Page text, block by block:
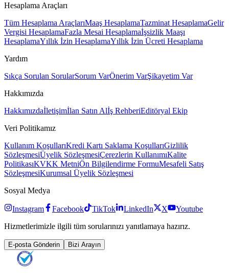
Hesaplama Araçları
Tüm Hesaplama AraçlarıMaaş HesaplamaTazminat HesaplamaGelir
Vergisi HesaplamaFazla Mesai Hesaplamaİşsizlik Maaşı
HesaplamaYıllık İzin HesaplamaYıllık İzin Ücreti Hesaplama
Yardım
Sıkça Sorulan SorularSorum VarÖnerim VarŞikayetim Var
Hakkımızda
Hakkımızdaİletişimİlan Satın Alİş RehberiEditöryal Ekip
Veri Politikamız
Kullanım KoşullarıKredi Kartı Saklama KoşullarıGizlilik
SözleşmesiÜyelik SözleşmesiÇerezlerin KullanımıKalite
PolitikasıKVKK MetniÖn Bilgilendirme FormuMesafeli Satış
SözleşmesiKurumsal Üyelik Sözleşmesi
Sosyal Medya
Instagram Facebook TikTok LinkedIn X
Youtube
Hizmetlerimizle ilgili tüm sorularınızı yanıtlamaya hazırız.
E-posta Gönderin Bizi Arayın